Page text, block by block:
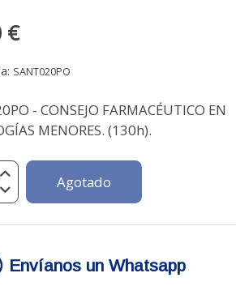
€
SANT020PO
- CONSEJO FARMACÉUTICO EN
MENORES. (130h).
Agotado
Envíanos un Whatsapp